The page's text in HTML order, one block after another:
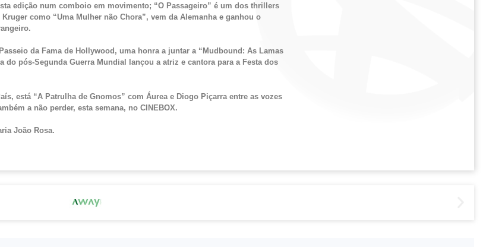
edição num comboio em movimento; “O Passageiro” é um dos thrillers
Krugercomo “Uma Mulher não Chora”, vem da Alemanha e ganhou o
da Fama de Hollywood, uma honra a juntar a “ Mudbound : As Lamas
do pós-Segunda Guerra Mundial lançou a atriz e cantora para a Festa dos
está “A Patrulha de Gnomos” com Áurea e Diogo Piçarra entre as vozes
a não perder, esta semana, no CINEBOX.
João Rosa.